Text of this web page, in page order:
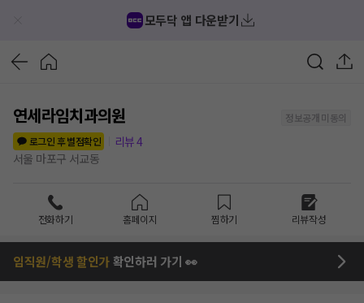
모두닥 앱 다운받기
연세라임치과의원
정보공개 미동의
로그인 후 별점확인
리뷰4
서울 마포구 서교동
전화하기 홈페이지 찜하기 리뷰작성
임직원/학생 할인가확인하러 가기 👀